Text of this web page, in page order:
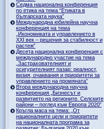
Седма национална конференция
по етика на тема “Етиката в
българската наука”
Международна юбилейна научна
конференция на тема
„Икономиката и управлението в
ХХI век – решения за стабилност и
растеж”
Десета национална конференция с
международно участие на тема
„Застрахователният и
осигурителният пазар: реалност,
визия, очаквания и приоритети за
управлението на промяната”
Втора международна научна
конференция „Бизнесът и
развитието на регионите. Селските
райони – поглед към Европа 2020”
Кръгла маса на тема: „От
националните цели и приоритети
на националната програма за
развитие: България 2020 към